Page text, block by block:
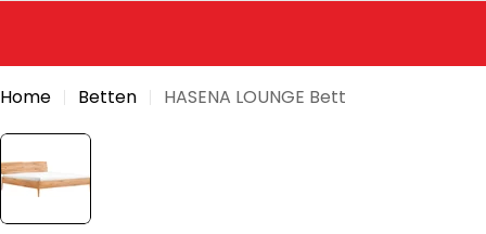
Home Betten HASENA LOUNGE Bett